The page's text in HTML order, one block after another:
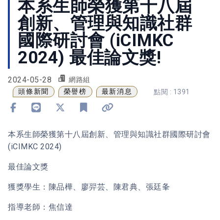
本系生師榮獲第十八屆
創新、管理與知識社群
國際研討會 (iCIMKC
2024) 最佳論文獎!
2024-05-28 網路組
頭條新聞 榮譽榜 最新消息 點閱 : 1391
本系生師榮獲第十八屆創新、管理與知識社群國際研討會
(iCIMKC 2024)
最佳論文獎
獲獎學生：陳品樺、廖羿芸、陳君典、張廷夆
指導老師：焦信達